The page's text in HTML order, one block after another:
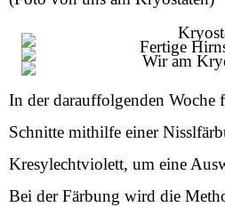
In der darauffolgenden Woche
Schnitte mithilfe einer
Kresylechtviolett, um eine
Bei der Färbung wird die